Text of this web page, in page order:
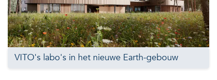
VITO's labo's in het nieuwe Earth-gebouw